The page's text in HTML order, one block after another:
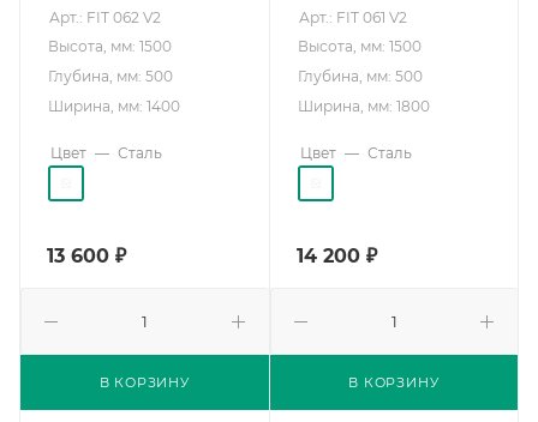
Арт.: FIT 062 V2
Высота, мм: 1500
Глубина, мм: 500
Ширина, мм: 1400
В КОРЗИНУ
Цвет — Сталь
13 600 ₽
Арт.: FIT 061 V2
Высота, мм: 1500
Глубина, мм: 500
Ширина, мм: 1800
В КОРЗИНУ
Цвет — Сталь
14 200₽